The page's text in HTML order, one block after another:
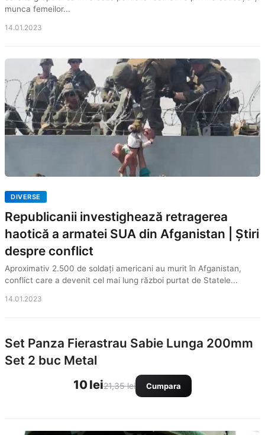
munca femeilor...
14.01.2023
DIVERSE
Republicanii investighează retragerea
haotică a armatei SUA din Afganistan | Știri
despre conflict
Aproximativ 2.500 de soldați americani au murit în Afganistan,
conflict care a devenit cel mai lung război purtat de Statele...
14.01.2023
Set Panza Fierastrau Sabie Lunga 200mm
Set 2 buc Metal
10 lei21,35 lei Cumpara